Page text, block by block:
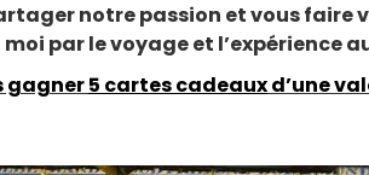
notre passion et vous faire
par le voyage et l’expérience
gagner5 cartes cadeauxd’une